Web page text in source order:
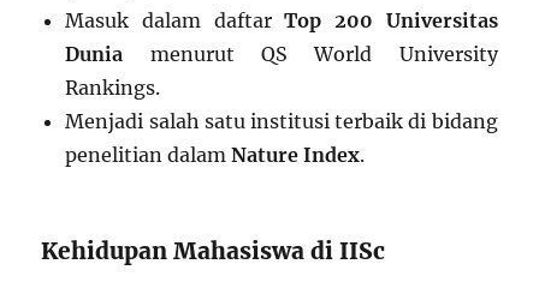
Masuk dalam daftarTop 200 Universitas
Dunia menurut QS World University
Rankings.
Menjadi salah satu institusi terbaik di bidang
penelitian dalamNature Index.
Kehidupan Mahasiswa di IISc